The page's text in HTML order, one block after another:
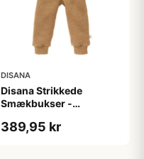
DISANA
Disana Strikkede
Smækbukser -
389,95 kr